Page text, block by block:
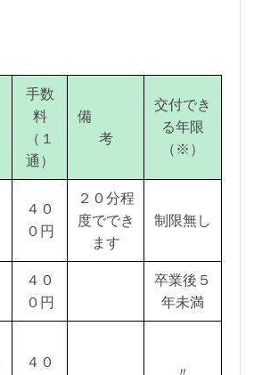
手数
料
（１
通）
備
考
交付でき
る年限
（※）
４０
０円
２０分程
度ででき
ます
制限無し
４０
０円
卒業後５
年未満
４０